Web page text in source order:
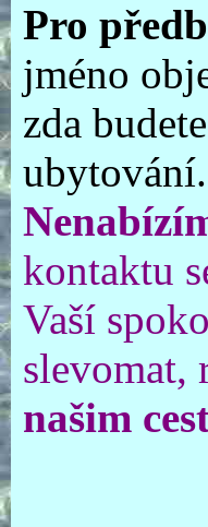
Pro
jméno
zda
kontaktu
Vaší
slevomat,
našim